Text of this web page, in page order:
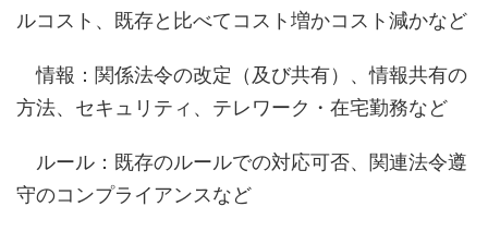
ルコスト、既存と比べてコスト増かコスト減かなど
情報：関係法令の改定（及び共有）、情報共有の
方法、セキュリティ、テレワーク・在宅勤務など
ルール：既存のルールでの対応可否、関連法令遵
守のコンプライアンスなど